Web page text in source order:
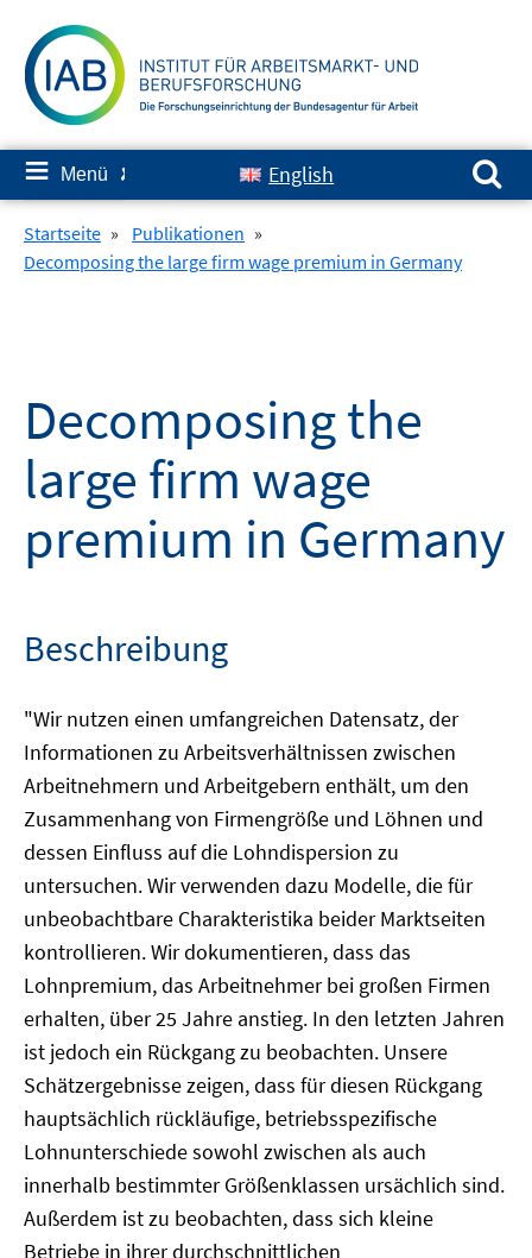
zum
Inhalt
≡ Menü ✘ English
Suchen nach:
Startseite » Publikationen »
Decomposing the large firm wage premium in Germany
Decomposing the
large firm wage
premium in Germany
Beschreibung
"Wir nutzen einen umfangreichen Datensatz, der
Informationen zu Arbeitsverhältnissen zwischen
Arbeitnehmern und Arbeitgebern enthält, um den
Zusammenhang von Firmengröße und Löhnen und
dessen Einfluss auf die Lohndispersion zu
untersuchen. Wir verwenden dazu Modelle, die für
unbeobachtbare Charakteristika beider Marktseiten
kontrollieren. Wir dokumentieren, dass das
Lohnpremium, das Arbeitnehmer bei großen Firmen
erhalten, über 25 Jahre anstieg. In den letzten Jahren
ist jedoch ein Rückgang zu beobachten. Unsere
Schätzergebnisse zeigen, dass für diesen Rückgang
hauptsächlich rückläufige, betriebsspezifische
Lohnunterschiede sowohl zwischen als auch
innerhalb bestimmter Größenklassen ursächlich sind.
Außerdem ist zu beobachten, dass sich kleine
Betriebe in ihrer durchschnittlichen